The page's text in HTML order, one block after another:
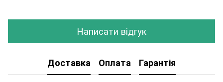
Написати відгук
Доставка Оплата Гарантія